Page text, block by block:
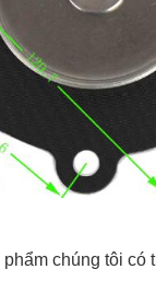
chúng tôi có